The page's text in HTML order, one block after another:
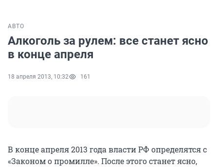
АВТО
Алкоголь за рулем: все станет ясно
в конце апреля
18 апреля 2013, 10:32 161
В конце апреля 2013 года власти РФ определятся с
«Законом о промилле». После этого станет ясно,